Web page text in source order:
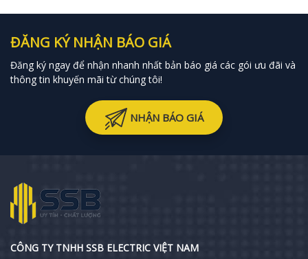
ĐĂNG KÝ NHẬN BÁO GIÁ
Đăng ký ngay để nhận nhanh nhất bản báo giá các gói ưu đãi và
thông tin khuyến mãi từ chúng tôi!
NHẬN BÁO GIÁ
CÔNG TY TNHH SSB ELECTRIC VIỆT NAM